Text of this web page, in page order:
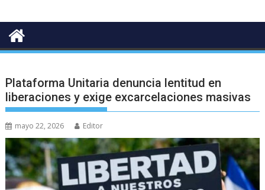
Plataforma Unitaria denuncia lentitud en
liberaciones y exige excarcelaciones masivas
mayo 22, 2026 Editor